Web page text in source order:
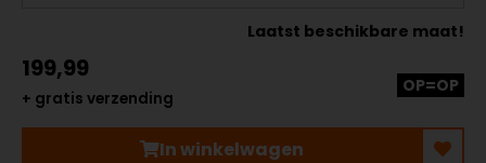
Laatst beschikbare maat!
199,99
+ gratis verzending
OP=OP
In winkelwagen